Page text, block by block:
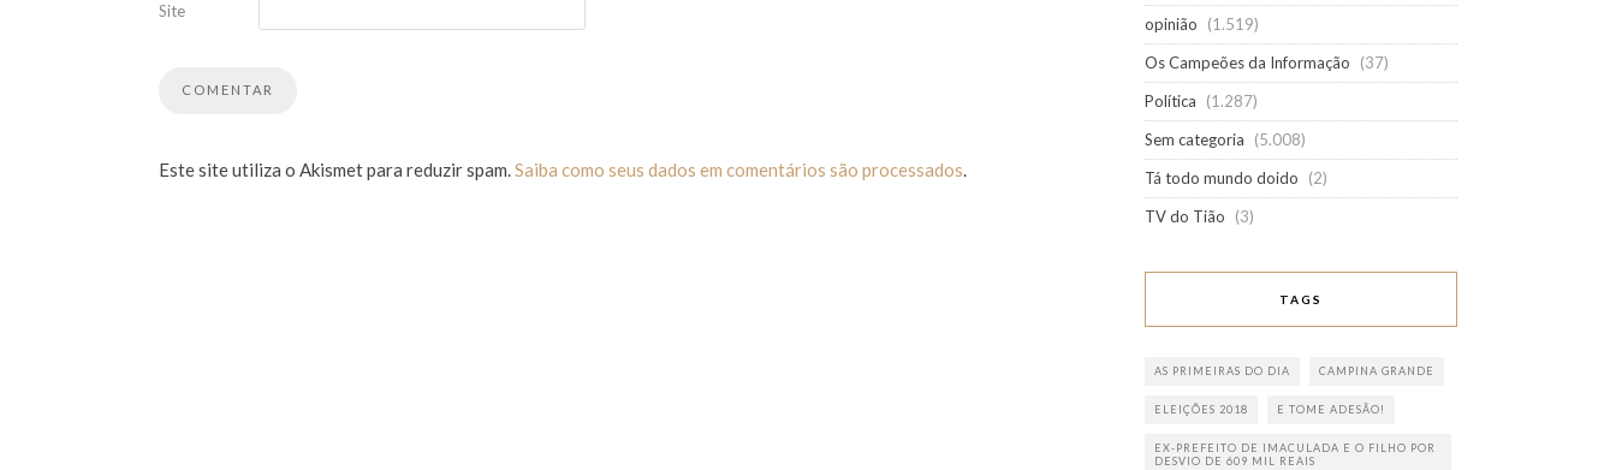
Site
Este site utiliza o Akismet para reduzir spam.Saiba como seus dados em comentários são processados.
opinião
(1.519)
Os Campeões da Informação
(37)
Política
(1.287)
Sem categoria
(5.008)
Tá todo mundo doido
(2)
TV do Tião
(3)
TAGS
AS PRIMEIRAS DO DIA CAMPINA GRANDE
ELEIÇÕES 2018 E TOME ADESÃO!
EX-PREFEITO DE IMACULADA E O FILHO POR
DESVIO DE 609 MIL REAIS